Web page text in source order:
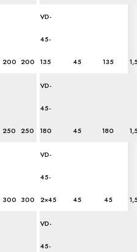
200 200
VD-
45-
135 45 135
250 250
VD-
45-
180 45 180
300 300
VD-
45-
2×45 45 45
VD-
45-